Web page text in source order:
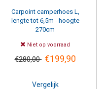
Carpoint camperhoes L,
lengte tot 6,5m - hoogte
270cm
Niet op voorraad
€280,00 €199,90
Vergelijk